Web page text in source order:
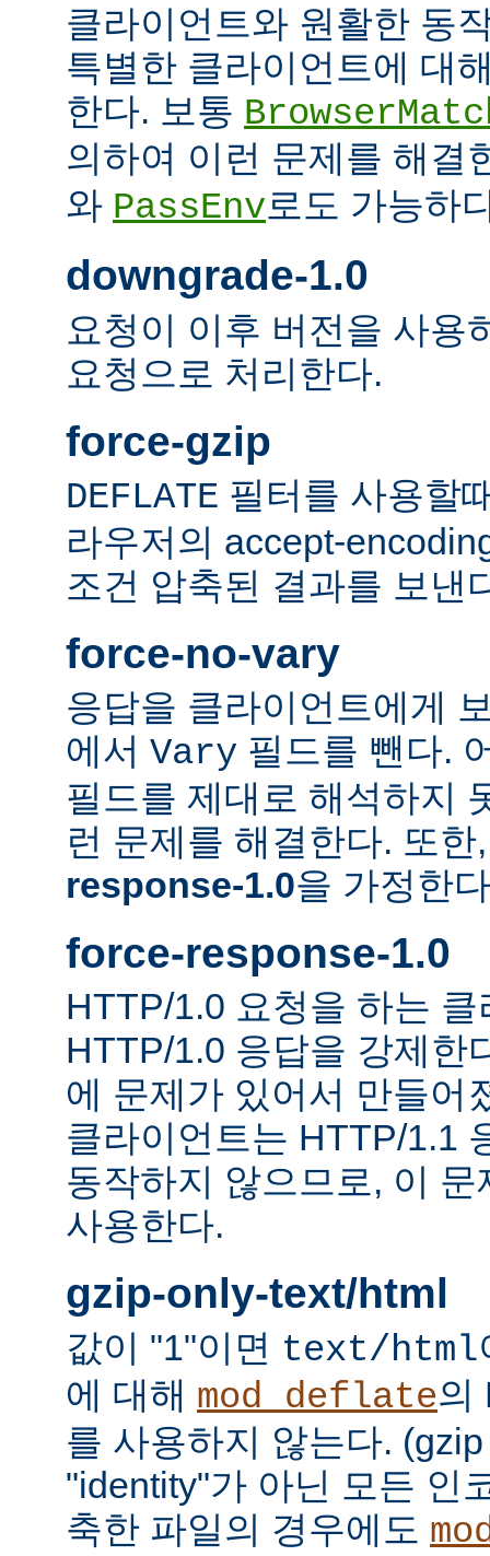
클라이언트와 원활한 동
특별한 클라이언트에 대
한다. 보통
의하여 이런 문제를 해결
와 PassEnv로도 가능하
downgrade-1.0
요청이 이후 버전을 사용
요청으로 처리한다.
force-gzip
DEFLATE 필터를 사용할
라우저의 accept-
조건 압축된 결과를 보낸
force-no-vary
응답을 클라이언트에게
에서 Vary 필드를 뺀다.
필드를 제대로 해석하지
런 문제를 해결한다. 또
response-1.0을 가정한
force-response-1.0
HTTP/1.0 요청을 하는
HTTP/1.0 응답을 강제한
에 문제가 있어서 만들어
클라이언트는 HTTP/1.1
동작하지 않으므로, 이
사용한다.
gzip-only-text/html
값이 "1"이면 text/html
에 대해 mod_deflate의
를 사용하지 않는다.
"identity"가 아닌 모든 인
축한 파일의 경우에도